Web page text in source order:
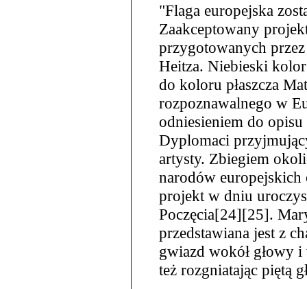
"Flaga europejska
Zaakceptowany
przygotowanych
Heitza. Niebieski
do koloru płaszcza
rozpoznawalnego w
odniesieniem do
Dyplomaci
artysty. Zbiegiem
narodów europejskich
projekt w dniu
Poczęcia[24][25].
przedstawiana jest z
gwiazd wokół głowy i
też rozgniatając piętą